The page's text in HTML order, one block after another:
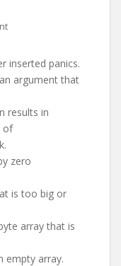
inserted panics.
argument that
results in
of
zero
is too big or
array that is
empty array.